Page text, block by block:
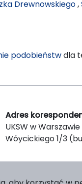
Drewnowskiego,
podobieństwdla
Adres
UKSW w
Wóycickiego 1/3